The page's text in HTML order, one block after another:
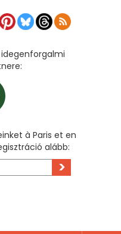
idegenforgalmi
à Paris et en
alább:
>